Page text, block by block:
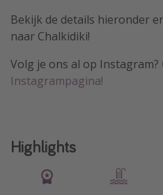
Bekijk de details hieronder
naar Chalkidiki!
Volg je ons al op Instagram?
Instagrampagina!
Highlights